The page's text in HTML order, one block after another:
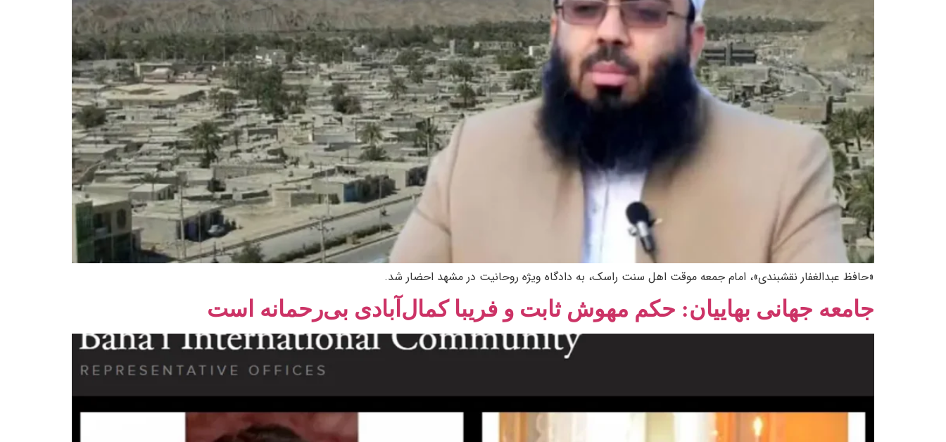
«حافظ عبدالغفار نقشبندی»، امام جمعه موقت اهل سنت راسک، به دادگاه ویژه روحانیت در مشهد احضار شد.
جامعه جهانی بهاییان: حکم مهوش ثابت و فریبا کمال‌آبادی بی‌رحمانه است